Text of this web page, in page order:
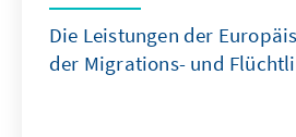
Die Leistungen der
der Migrations-­ und